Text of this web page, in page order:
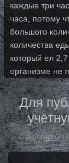
каждые три
часа, потому
большого
количества
который ел
организме не
Для
Вы должны